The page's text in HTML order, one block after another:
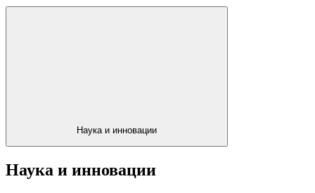
Наука и инновации
Наука и инновации